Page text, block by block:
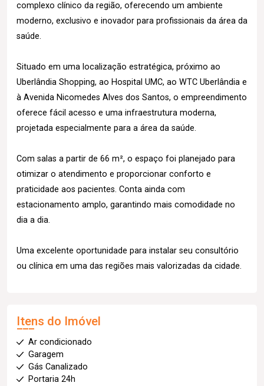
complexo clínico da região, oferecendo um ambiente
moderno, exclusivo e inovador para profissionais da área da
saúde.
Situado em uma localização estratégica, próximo ao
Uberlândia Shopping, ao Hospital UMC, ao WTC Uberlândia e
à Avenida Nicomedes Alves dos Santos, o empreendimento
oferece fácil acesso e uma infraestrutura moderna,
projetada especialmente para a área da saúde.
Com salas a partir de 66 m², o espaço foi planejado para
otimizar o atendimento e proporcionar conforto e
praticidade aos pacientes. Conta ainda com
estacionamento amplo, garantindo mais comodidade no
dia a dia.
Uma excelente oportunidade para instalar seu consultório
ou clínica em uma das regiões mais valorizadas da cidade.
Itens do Imóvel
Ar condicionado
Garagem
Gás Canalizado
Portaria 24h